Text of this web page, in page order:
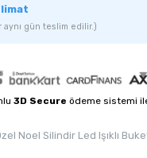
aynı gün teslim edilir.)
3D Secure ödeme sistemi
Noel Silindir Led Işıklı